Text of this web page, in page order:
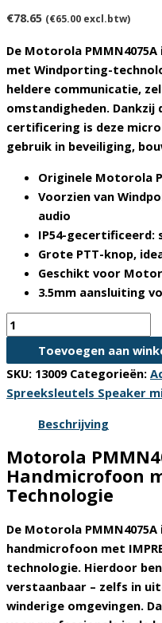
€78.65 (€65.00 excl.btw)
De Motorola PMMN4075A
met Windporting-
heldere communicatie,
omstandigheden. Dankzij
certificering is deze
gebruik in beveiliging,
Originele Motorola
Voorzien van
audio
IP54-
Grote PTT-knop,
Geschikt voor
3.5mm aansluiting
Motorola
PMMN4075A
Handmicrofoon
|
Windporting
Audio
aantal
Toevoegen aan
SKU: 13009 Categorieën:
Spreeksleutels Speaker
Beschrijving
Motorola
Handmicrofoon
Technologie
De Motorola PMMN4075A
handmicrofoon met
technologie. Hierdoor
verstaanbaar – zelfs in
winderige omgevingen.